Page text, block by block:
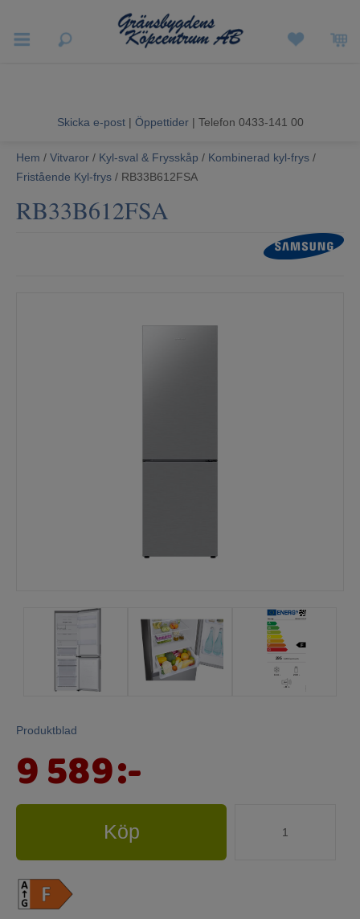
Hushållsapparater
Ljud & Bild
Skicka e-post | Öppettider| Telefon 0433-141 00
Hem / Vitvaror / Kyl-sval & Frysskåp / Kombinerad kyl-frys /
Fristående Kyl-frys / RB33B612FSA
RB33B612FSA
Produktblad
9 589:-
Köp